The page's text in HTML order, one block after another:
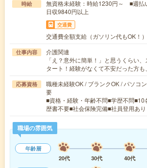
時給
無資格未経験：時給1230円～ ■週
日収9840円以上
交通費
交通費全額支給（ガソリン代もOK！）
仕事内容
介護関連
「え？意外に簡単！」と思うくらい
タート！経験がなくて不安だった方
応募資格
職種未経験OK / ブランクOK / パソコ
要
■資格・経験・年齢不問■学歴不問■10
歴書不要■社会保険完備■社員登用あ
職場の雰囲気
年齢層
20代
30代 40代